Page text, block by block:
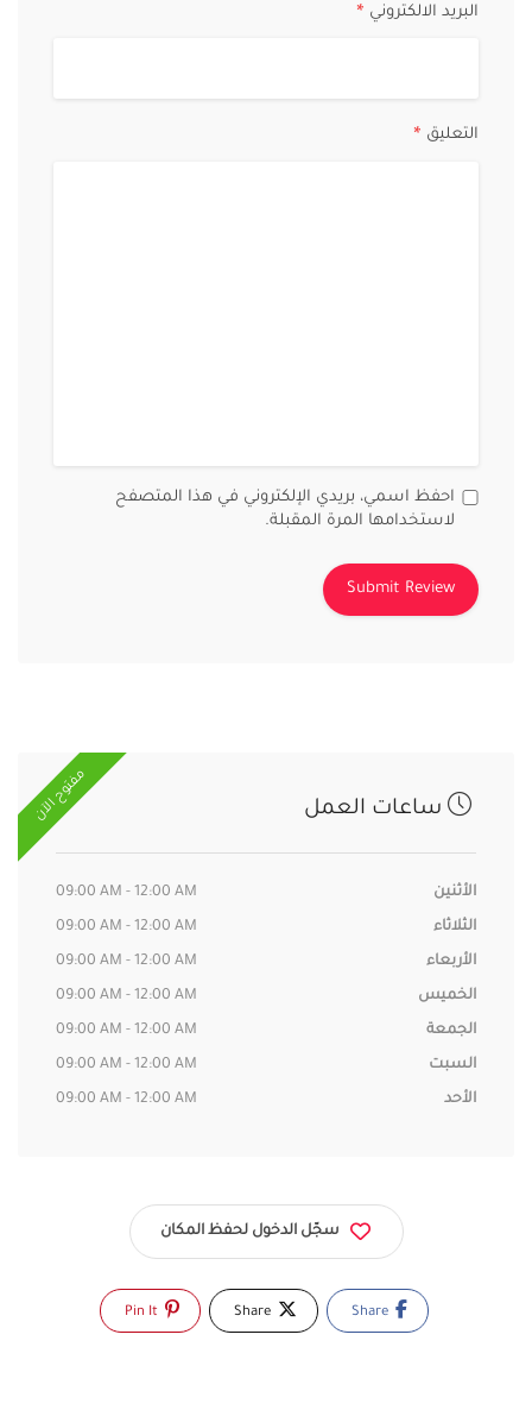
البريد الالكتروني *
التعليق *
احفظ اسمي، بريدي الإلكتروني في هذا المتصفح
لاستخدامها المرة المقبلة.
مفتوح الآن ساعات العمل
الأثنين 09:00 AM - 12:00 AM
الثلاثاء 09:00 AM - 12:00 AM
الأربعاء 09:00 AM - 12:00 AM
الخميس 09:00 AM - 12:00 AM
الجمعة 09:00 AM - 12:00 AM
السبت 09:00 AM - 12:00 AM
الأحد 09:00 AM - 12:00 AM
سجّل الدخول لحفظ المكان